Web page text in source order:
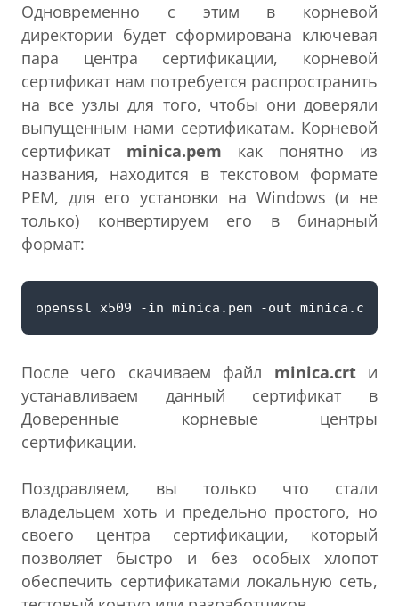
Одновременно с этим в корневой
директории будет сформирована ключевая
пара центра сертификации, корневой
сертификат нам потребуется распространить
на все узлы для того, чтобы они доверяли
выпущенным нами сертификатам. Корневой
сертификат minica.pem как понятно из
названия, находится в текстовом формате
PEM, для его установки на Windows (и не
только) конвертируем его в бинарный
формат:
После чего скачиваем файл minica.crtи
устанавливаем данный сертификат в
Доверенные корневые центры
сертификации.
Поздравляем, вы только что стали
владельцем хоть и предельно простого, но
своего центра сертификации, который
позволяет быстро и без особых хлопот
обеспечить сертификатами локальную сеть,